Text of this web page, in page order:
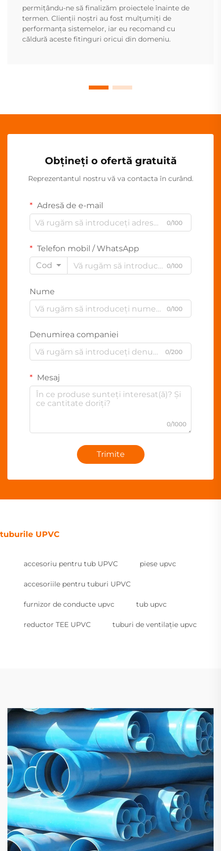
permițându-ne să finalizăm proiectele înainte de
termen. Clienții noștri au fost mulțumiți de
performanța sistemelor, iar eu recomand cu
căldură aceste fitinguri oricui din domeniu.
Obțineți o ofertă gratuită
Reprezentantul nostru vă va contacta în curând.
Adresă de e-mail
0/100
Telefon mobil / WhatsApp
Cod
0/100
Nume
0/100
Denumirea companiei
0/200
Mesaj
0/1000
Trimite
tuburile UPVC
accesoriu pentru tub UPVC piese upvc
accesoriile pentru tuburi UPVC
furnizor de conducte upvc tub upvc
reductor TEE UPVC tuburi de ventilație upvc